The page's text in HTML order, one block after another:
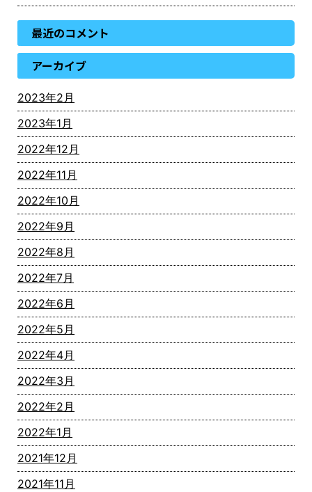
最近のコメント
アーカイブ
2023年2月
2023年1月
2022年12月
2022年11月
2022年10月
2022年9月
2022年8月
2022年7月
2022年6月
2022年5月
2022年4月
2022年3月
2022年2月
2022年1月
2021年12月
2021年11月